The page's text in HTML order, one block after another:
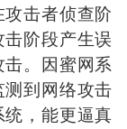
击者侦查阶
阶段产生误
击。因蜜网系
到网络攻击
统，能更逼真